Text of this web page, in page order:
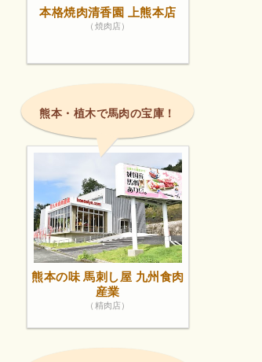
本格焼肉清香園 上熊本店
（焼肉店）
熊本・植木で馬肉の宝庫！
熊本の味 馬刺し屋 九州食肉
産業
（精肉店）